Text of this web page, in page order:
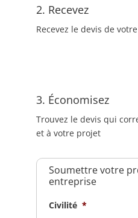
2. Recevez
Recevez le devis de
3. Économisez
Trouvez le devis qui
et à votre projet
Soumettre votre
entreprise
Civilité *